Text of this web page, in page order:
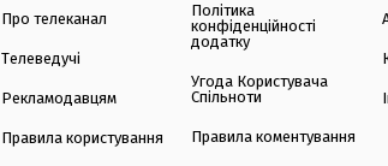
Про телеканал
Телеведучі
Рекламодавцям
Правила користування
Політика
конфіденційності
додатку
Угода Користувача
Спільноти
Правила коментування